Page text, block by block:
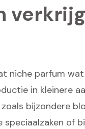
niche parfum
in kleinere
bijzondere
speciaalzaken of